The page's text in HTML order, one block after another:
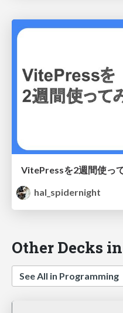
VitePressを2週間使っ
hal_spidernight
Other Decks
See All in Programming